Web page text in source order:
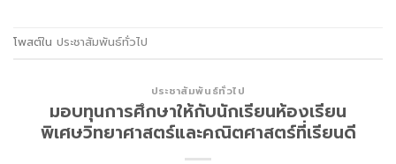
โพสต์ใน ประชาสัมพันธ์ทั่วไป
ประชาสัมพันธ์ทั่วไป
มอบทุนการศึกษาให้กับนักเรียนห้องเรียน
พิเศษวิทยาศาสตร์และคณิตศาสตร์ที่เรียนดี